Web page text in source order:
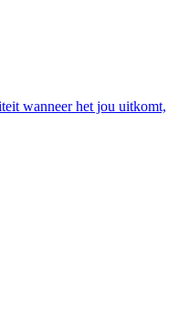
wanneer het jou uitkomt,